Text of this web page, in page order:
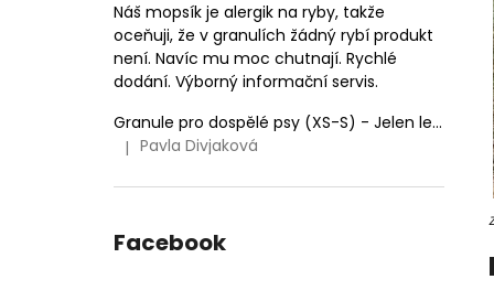
Náš mopsík je alergik na ryby, takže
oceňuji, že v granulích žádný rybí produkt
není. Navíc mu moc chutnají. Rychlé
dodání. Výborný informační servis.
Granule pro dospělé psy (XS-S) - Jelen lesní (SENSITIVE) 9kg
Hodnocení produktu je 5 z 5 hvězdiček.
| Pavla Divjaková
Facebook